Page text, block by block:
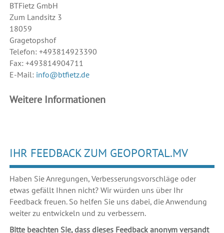
BTFietz GmbH
Zum Landsitz 3
18059
Gragetopshof
Telefon: +493814923390
Fax: +493814904711
E-Mail: info@btfietz.de
Weitere Informationen
IHR FEEDBACK ZUM GEOPORTAL.MV
Haben Sie Anregungen, Verbesserungsvorschläge oder
etwas gefällt Ihnen nicht? Wir würden uns über Ihr
Feedback freuen. So helfen Sie uns dabei, die Anwendung
weiter zu entwickeln und zu verbessern.
Bitte beachten Sie, dass dieses Feedback anonym versandt